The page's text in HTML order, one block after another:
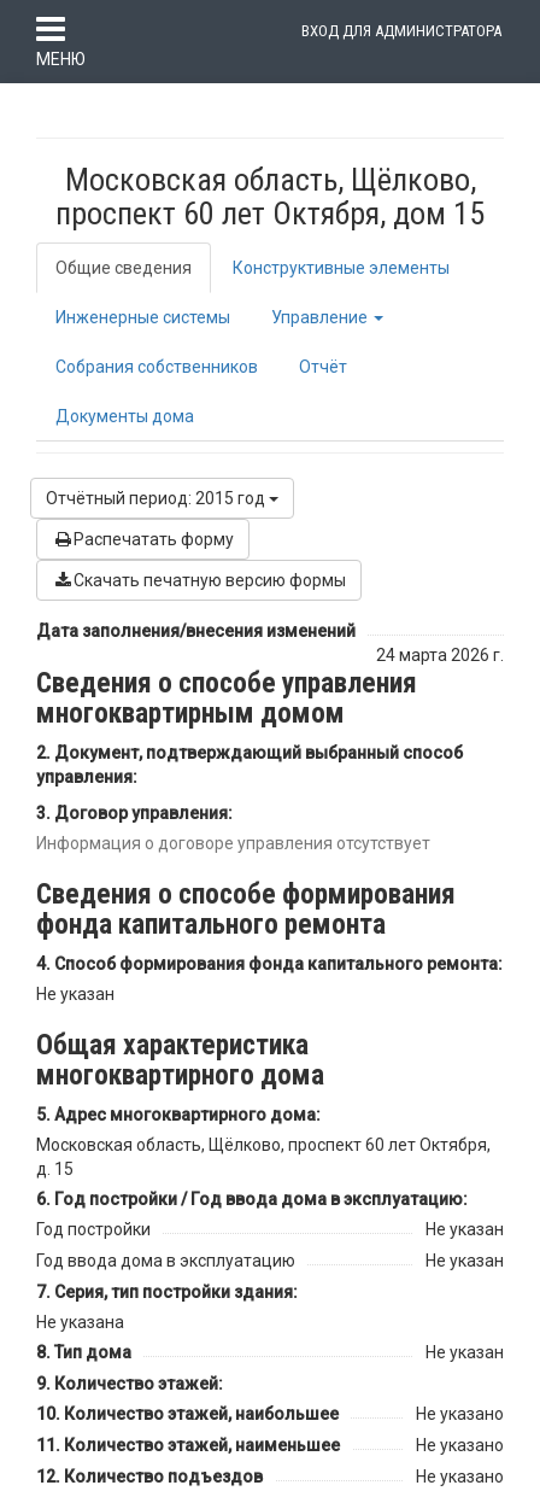
МЕНЮ
ВХОД ДЛЯ АДМИНИСТРАТОРА
Московская область, Щёлково,
проспект 60 лет Октября, дом 15
Общие сведения Конструктивные элементы
Инженерные системы Управление
Собрания собственников Отчёт
Документы дома
Отчётный период: 2015 год
Распечатать форму
Скачать печатную версию формы
Дата заполнения/внесения изменений
24 марта 2026 г.
Сведения о способе управления
многоквартирным домом
Документ, подтверждающий выбранный способ
управления:
Договор управления:
Информация о договоре управления отсутствует
Сведения о способе формирования
фонда капитального ремонта
Способ формирования фонда капитального ремонта:
Не указан
Общая характеристика
многоквартирного дома
Адрес многоквартирного дома:
Московская область, Щёлково, проспект 60 лет Октября,
д. 15
Год постройки / Год ввода дома в эксплуатацию:
Год постройки
Не указан
Год ввода дома в эксплуатацию
Не указан
Серия, тип постройки здания:
Не указана
Тип дома
Не указан
Количество этажей:
Количество этажей, наибольшее
Не указано
Количество этажей, наименьшее
Не указано
Количество подъездов
Не указано